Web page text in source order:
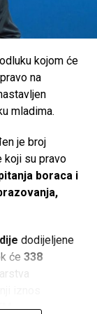
na
kojom će
na
mladima.
je broj
su pravo
boraca i
dodijeljene
će 338
.